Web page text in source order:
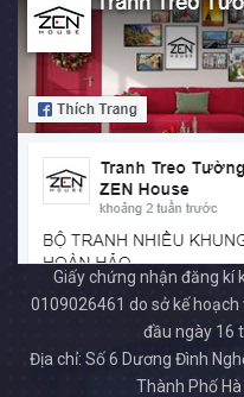
Giấy chứng nhận đăng kí
0109026461 do sở kế
đầu ngày 16
Địa chỉ: Số 6 Dương Đình
Thành Phố Hà